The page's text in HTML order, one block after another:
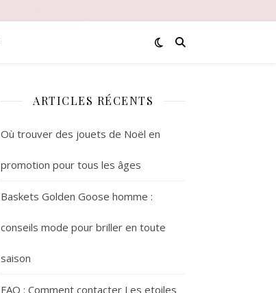
ARTICLES RÉCENTS
Où trouver des jouets de Noël en
promotion pour tous les âges
Baskets Golden Goose homme :
conseils mode pour briller en toute
saison
FAQ : Comment contacter Les etoiles